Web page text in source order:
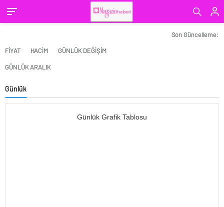
Son Güncelleme:
FİYAT
HACİM GÜNLÜK DEĞİŞİM
GÜNLÜK ARALIK
Günlük
Günlük Grafik Tablosu